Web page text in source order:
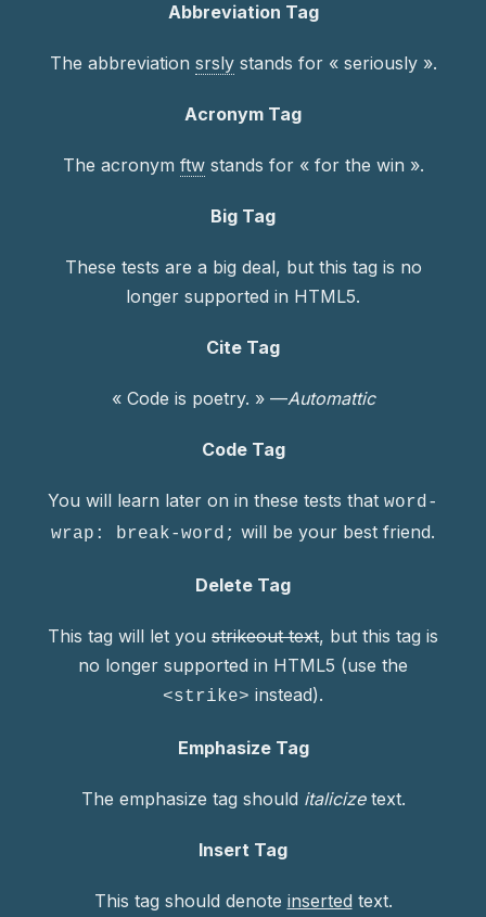
Abbreviation Tag
The abbreviation srslystands for « seriously ».
Acronym Tag
The acronym ftwstands for « for the win ».
Big Tag
These tests are a big deal, but this tag is no
longer supported in HTML5.
Cite Tag
« Code is poetry. » —Automattic
Code Tag
You will learn later on in these tests that word-
wrap: break-word; will be your best friend.
Delete Tag
This tag will let you strikeout text, but this tag is
no longer supported in HTML5 (use the
<strike> instead).
Emphasize Tag
The emphasize tag should italicizetext.
Insert Tag
This tag should denote inserted text.